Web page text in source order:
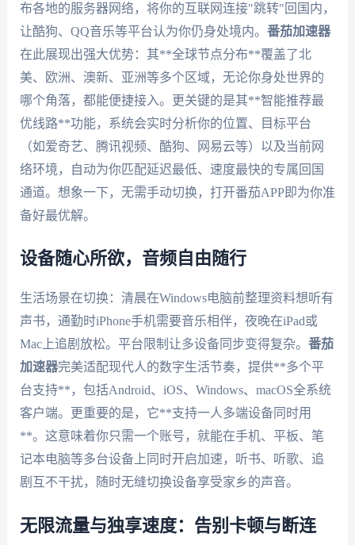
布各地的服务器网络，将你的互联网连接"跳转"回国内，
让酷狗、QQ音乐等平台认为你仍身处境内。 番茄加速器
在此展现出强大优势：其**全球节点分布**覆盖了北
美、欧洲、澳新、亚洲等多个区域，无论你身处世界的
哪个角落，都能便捷接入。更关键的是其**智能推荐最
优线路**功能，系统会实时分析你的位置、目标平台
（如爱奇艺、腾讯视频、酷狗、网易云等）以及当前网
络环境，自动为你匹配延迟最低、速度最快的专属回国
通道。想象一下，无需手动切换，打开番茄APP即为你准
备好最优解。
设备随心所欲，音频自由随行
生活场景在切换：清晨在Windows电脑前整理资料想听有
声书，通勤时iPhone手机需要音乐相伴，夜晚在iPad或
Mac上追剧放松。平台限制让多设备同步变得复杂。 番茄
加速器完美适配现代人的数字生活节奏，提供**多个平
台支持**，包括Android、iOS、Windows、macOS全系统
客户端。更重要的是，它**支持一人多端设备同时用
**。这意味着你只需一个账号，就能在手机、平板、笔
记本电脑等多台设备上同时开启加速，听书、听歌、追
剧互不干扰，随时无缝切换设备享受家乡的声音。
无限流量与独享速度：告别卡顿与断连